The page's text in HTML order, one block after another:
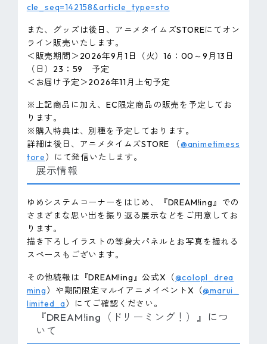
cle_seq=142158&article_type=sto
また、グッズは後日、アニメタイムズSTOREにてオン
ライン販売いたします。
＜販売期間＞2026年9月1日（火）16：00～9月13日
（日）23：59 予定
＜お届け予定＞2026年11月上旬予定
※上記商品に加え、EC限定商品の販売を予定してお
ります。
※購入特典は、別種を予定しております。
詳細は後日、アニメタイムズSTORE （@animetimess
tore）にて発信いたします。
展示情報
ゆめシステムコーナーをはじめ、『DREAM!ing』での
さまざまな思い出を振り返る展示などをご用意してお
ります。
描き下ろしイラストの等身大パネルとお写真を撮れる
スペースもございます。
その他続報は『DREAM!ing』公式X（@colopl_drea
ming）や期間限定マルイアニメイベントX（@marui_
limited_a）にてご確認ください。
『DREAM!ing（ドリーミング！）』につ
いて